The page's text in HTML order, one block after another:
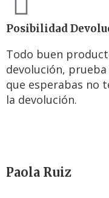
Posibilidad
Todo buen
devolución,
que esperabas no
la devolución.
Paola Ruiz